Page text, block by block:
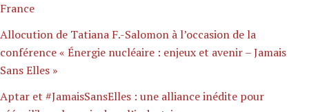
France
Allocution de Tatiana F.-Salomon à l’occasion de la
conférence « Énergie nucléaire : enjeux et avenir – Jamais
Sans Elles »
Aptar et #JamaisSansElles : une alliance inédite pour